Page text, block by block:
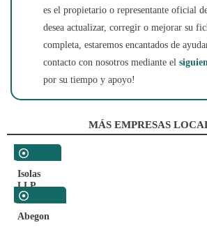
es el propietario o representante oficial
desea actualizar, corregir o mejorar su
completa, estaremos encantados de
contacto con nosotros mediante el
por su tiempo y apoyo!
MÁS EMPRESAS
Finanzas
Isolas
LLP
Contratistas
Abegon